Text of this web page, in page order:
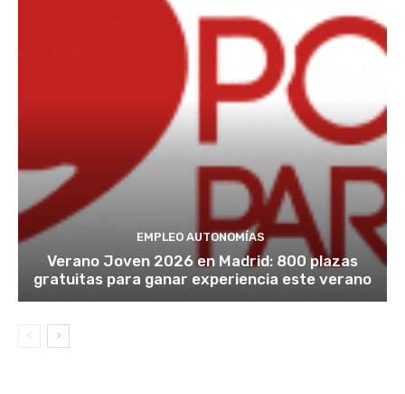
EMPLEO AUTONOMÍAS
Verano Joven 2026 en Madrid: 800 plazas
gratuitas para ganar experiencia este verano